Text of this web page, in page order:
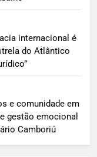
internacional é
do Atlântico
e comunidade em
gestão emocional
Camboriú